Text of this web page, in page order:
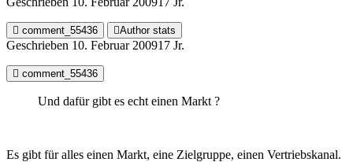
comment_55436 Author stats
Geschrieben 10. Februar 200917 Jr.
comment_55436
Und dafür gibt es echt einen Markt ?
Es gibt für alles einen Markt, eine Zielgruppe, einen Vertriebskanal.